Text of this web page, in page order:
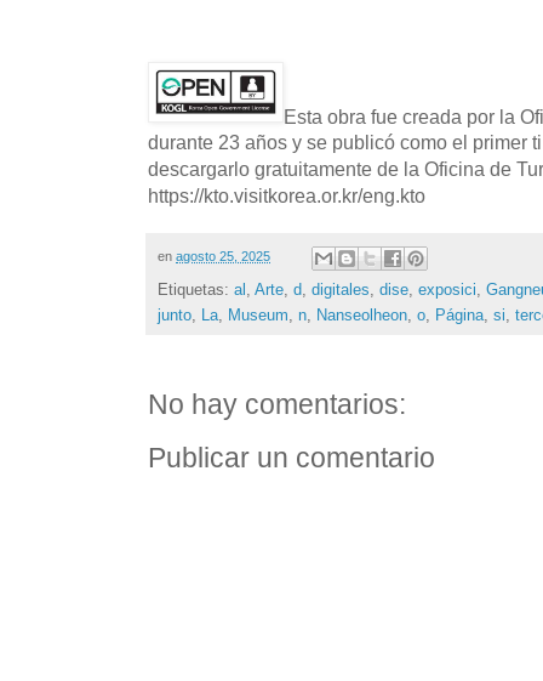
Esta obra fue creada por la
durante 23 años y se publicó como el primer
descargarlo gratuitamente de la Oficina de
https://kto.visitkorea.or.kr/eng.kto
en agosto 25, 2025
Etiquetas: al Arte d digitales dise exposici
junto
La Museum n Nanseolheon o Página si
No hay comentarios:
Publicar un comentario